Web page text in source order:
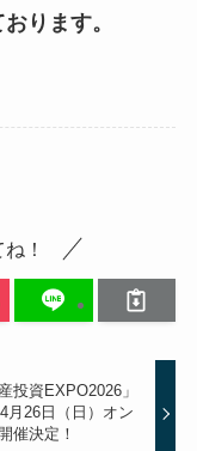
ります。
！
投資EXPO2026」
月26日（日）オン
催決定！